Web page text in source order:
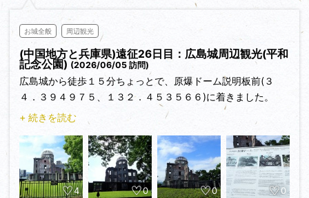
お城全般 周辺観光
(中国地方と兵庫県)遠征26日目：広島城周辺観光(平和
記念公園) (2026/06/05 訪問)
広島城から徒歩１５分ちょっとで、原爆ドーム説明板前(３
４．３９４９７５、１３２．４５３５６６)に着きました。
平和記念公園は以下の順番で廻りました。
①：原爆ドーム説明板前（３４．３９４９７５、１３２．４
５３５６６）
②：平和の時計塔（３４．３９５３８６、１３２．４５２３
７８）
+ 続きを読む
4 0 0 0